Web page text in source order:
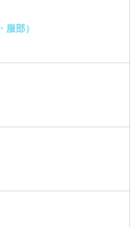
部）